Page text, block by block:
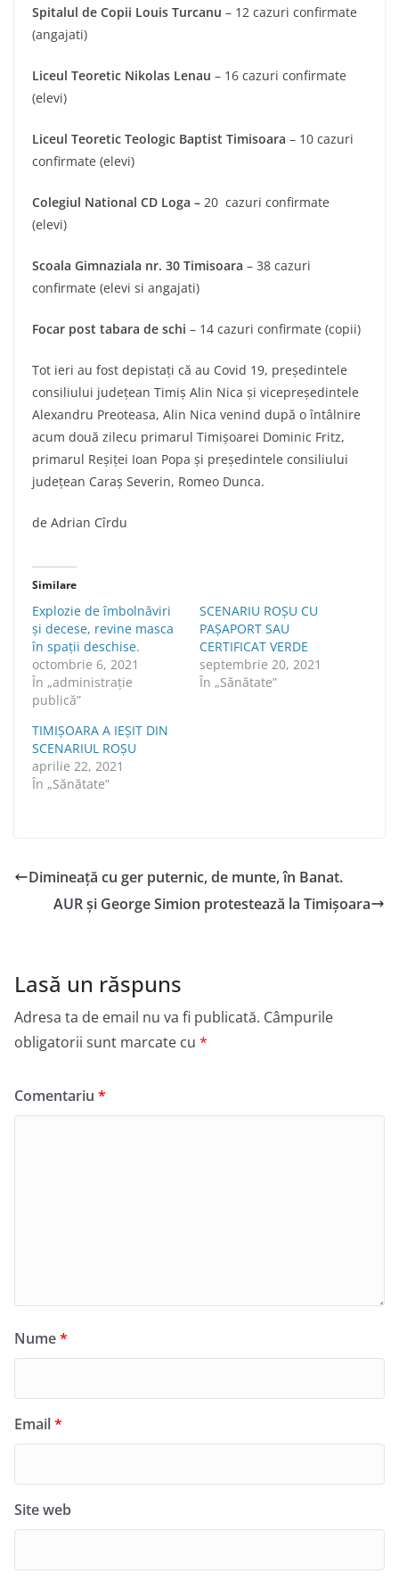
Spitalul de Copii Louis Turcanu – 12 cazuri confirmate
(angajati)
Liceul Teoretic Nikolas Lenau – 16 cazuri confirmate
(elevi)
Liceul Teoretic Teologic Baptist Timisoara – 10 cazuri
confirmate (elevi)
Colegiul National CD Loga – 20 cazuri confirmate
(elevi)
Scoala Gimnaziala nr. 30 Timisoara – 38 cazuri
confirmate (elevi si angajati)
Focar post tabara de schi – 14 cazuri confirmate (copii)
Tot ieri au fost depistaţi că au Covid 19, preşedintele
consiliului judeţean Timiş Alin Nica şi vicepreşedintele
Alexandru Preoteasa, Alin Nica venind după o întâlnire
acum două zilecu primarul Timişoarei Dominic Fritz,
primarul Reşiţei Ioan Popa şi preşedintele consiliului
judeţean Caraş Severin, Romeo Dunca.
de Adrian Cîrdu
Similare
Explozie de îmbolnăviri
și decese, revine masca
în spații deschise.
octombrie 6, 2021
În „administraţie
publică”
SCENARIU ROŞU CU
PAŞAPORT SAU
CERTIFICAT VERDE
septembrie 20, 2021
În „Sănătate”
TIMIȘOARA A IEȘIT DIN
SCENARIUL ROȘU
aprilie 22, 2021
În „Sănătate”
Dimineață cu ger puternic, de munte, în Banat.
AUR și George Simion protestează la Timişoara
Lasă un răspuns
Adresa ta de email nu va fi publicată. Câmpurile
obligatorii sunt marcate cu *
Comentariu *
Nume*
Email*
Site web